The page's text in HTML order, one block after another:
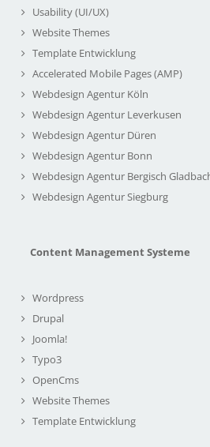
Usability (UI/UX)
Website Themes
Template Entwicklung
Accelerated Mobile Pages (AMP)
Webdesign Agentur Köln
Webdesign Agentur Leverkusen
Webdesign Agentur Düren
Webdesign Agentur Bonn
Webdesign Agentur Bergisch
Webdesign Agentur Siegburg
Content Management Systeme
Wordpress
Drupal
Joomla!
Typo3
OpenCms
Website Themes
Template Entwicklung